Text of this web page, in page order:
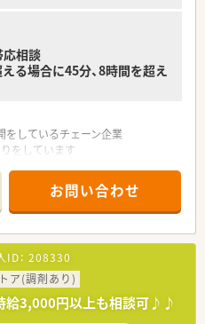
応相談
る場合に45分、8時間を超え
をしているチェーン企業
をしています
は小児科ですが市立病院や近隣のク
応しています
おり、感染に配慮した作りになって
お問い合わせ
： 208330
ア(調剤あり)
給3,000円以上も相談可♪♪